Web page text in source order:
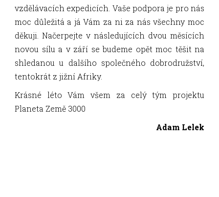
vzdělávacích expedicích. Vaše podpora je pro nás
moc důležitá a já Vám za ni za nás všechny moc
děkuji. Načerpejte v následujících dvou měsících
novou sílu a v září se budeme opět moc těšit na
shledanou u dalšího společného dobrodružství,
tentokrát z jižní Afriky.
Krásné léto Vám všem za celý tým projektu
Planeta Země 3000
Adam Lelek